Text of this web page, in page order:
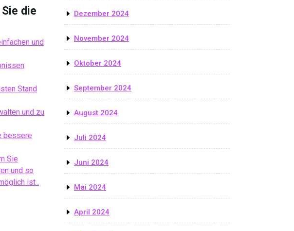
die
und
Stand
und zu
bessere
Sie
und so
ist .
Dezember 2024
November 2024
Oktober 2024
September 2024
August 2024
Juli 2024
Juni 2024
Mai 2024
April 2024